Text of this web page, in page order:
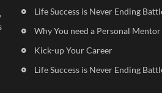
Life Success is Never Ending
Why You need a Personal Mentor
Kick-up Your Career
Life Success is Never Ending